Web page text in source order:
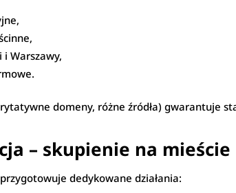
Warszawy,
domeny, różne źródła) gwarantuje
– skupienie na mieście
dedykowane działania: